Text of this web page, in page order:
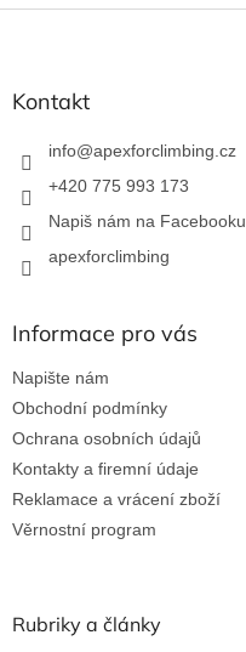
Z
Kontakt
info@apexforclimbing.cz
+420 775 993 173
Napiš nám na Facebooku
apexforclimbing
Informace pro vás
Napište nám
Obchodní podmínky
Ochrana osobních údajů
Kontakty a firemní údaje
Reklamace a vrácení zboží
Věrnostní program
Rubriky a články